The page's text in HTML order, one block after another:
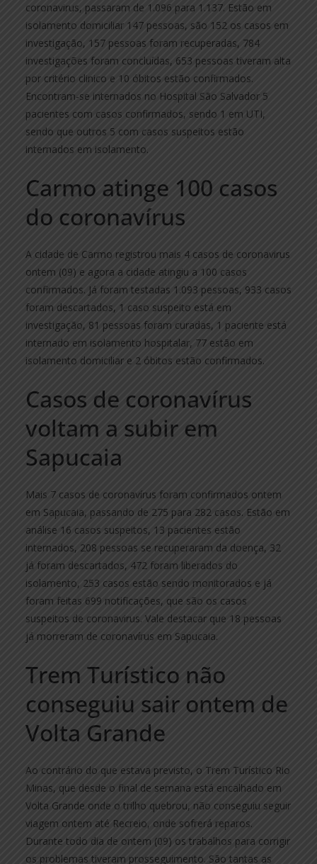
coronavirus, passaram de 1.096 para 1.137. Estão em
isolamento domiciliar 147 pessoas, são 152 os casos em
investigação, 157 pessoas foram recuperadas, 784
investigações foram concluídas, 653 pessoas tiveram alta
por critério clinico e 10 óbitos estão confirmados.
Encontram-se internados no Hospital São Salvador 5
pacientes com casos confirmados, sendo 1 em UTI,
sendo que outros 5 com casos suspeitos estão
internados em isolamento.
Carmo atinge 100 casos
do coronavírus
A cidade de Carmo registrou mais 4 casos de coronavirus
ontem (09) e agora a cidade atingiu a 100 casos
confirmados. Já foram testadas 1.093 pessoas, 933 casos
foram descartados, 1 caso suspeito está em
investigação, 81 pessoas foram curadas, 1 paciente está
internado em isolamento hospitalar, 77 estão em
isolamento domiciliar e 2 óbitos estão confirmados.
Casos de coronavírus
voltam a subir em
Sapucaia
Mais 7 casos de coronavírus foram confirmados ontem
em Sapucaia, passando de 275 para 282 casos. Estão em
análise 16 casos suspeitos, 13 pacientes estão
internados, 208 pessoas se recuperaram da doença, 32
já foram descartados, 472 foram liberados do
isolamento, 253 casos estão sendo monitorados e já
foram feitas 699 notificações, que são os casos
suspeitos de coronavirus. Vale destacar que 18 pessoas
já morreram de coronavírus em Sapucaia.
Trem Turístico não
conseguiu sair ontem de
Volta Grande
Ao contrário do que estava previsto, o Trem Turístico Rio
Minas, que desde o final de semana está encalhado em
Volta Grande onde o trilho quebrou, não conseguiu seguir
viagem ontem até Recreio, onde sofrerá reparos.
Durante todo dia de ontem (09) os trabalhos para corrigir
os problemas tiveram prosseguimento. São tantas as